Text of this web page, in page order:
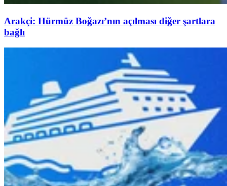
Arakçi: Hürmüz Boğazı’nın açılması diğer şartlara
bağlı